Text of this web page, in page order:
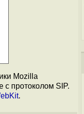
Mozilla
с протоколом SIP.
.